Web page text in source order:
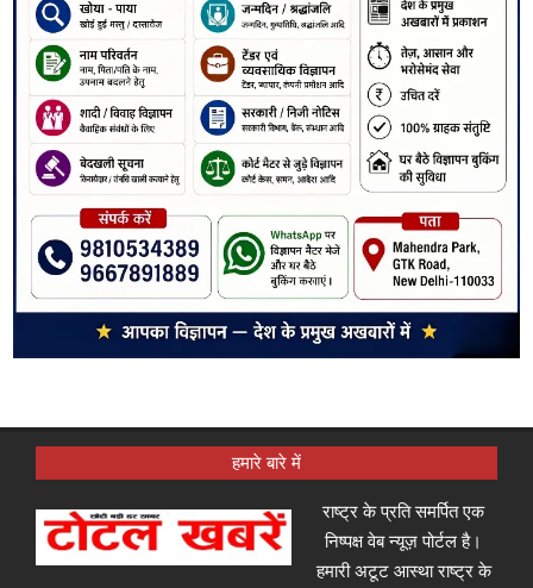
हमारे बारे में
राष्ट्र के प्रति समर्पित एक
निष्पक्ष वेब न्यूज़ पोर्टल है।
हमारी अटूट आस्था राष्ट्र के